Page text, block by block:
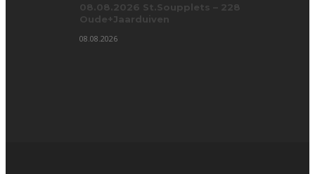
08.08.2026 St.Soupplets – 228
Oude+Jaarduiven
08.08.2026